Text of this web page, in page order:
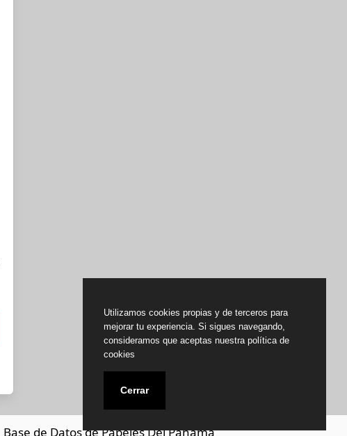
Base de Datos de Papeles Del Panamá
Utilizamos cookies propias y de terceros para
mejorar tu experiencia. Si sigues navegando,
consideramos que aceptas nuestra política de
cookies
Cerrar